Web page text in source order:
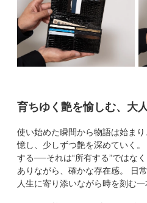
育ちゆく艶を愉しむ、大
使い始めた瞬間から物語は始ま
憶し、少しずつ艶を深めていく
する──それは“所有する”ではな
ありながら、確かな存在感。 日
人生に寄り添いながら時を刻む一